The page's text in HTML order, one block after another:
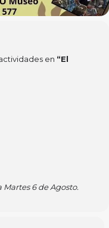
en “El
Martes 6 de Agosto.